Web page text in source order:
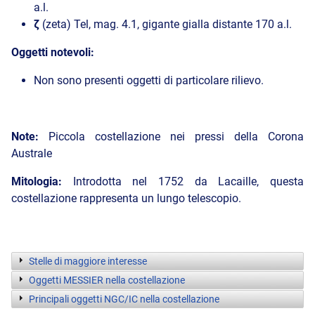
a.l.
ζ (zeta) Tel, mag. 4.1, gigante gialla distante 170 a.l.
Oggetti notevoli:
Non sono presenti oggetti di particolare rilievo.
Note:
Piccola costellazione nei pressi della Corona
Australe
Mitologia:
Introdotta nel 1752 da Lacaille, questa
costellazione rappresenta un lungo telescopio.
Stelle di maggiore interesse
Oggetti MESSIER nella costellazione
Principali oggetti NGC/IC nella costellazione